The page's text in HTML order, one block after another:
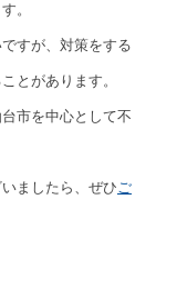
。
すが、対策をする
とがあります。
市を中心として不
ましたら、ぜひご